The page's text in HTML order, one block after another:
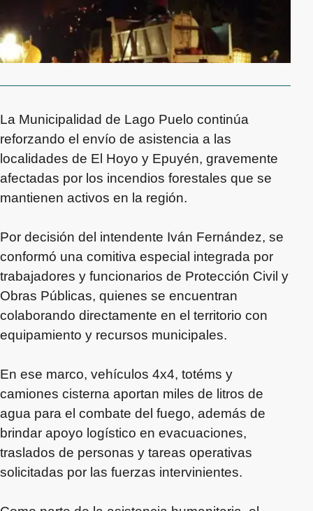
La Municipalidad de Lago Puelo continúa
reforzando el envío de asistencia a las
localidades de El Hoyo y Epuyén, gravemente
afectadas por los incendios forestales que se
mantienen activos en la región.
Por decisión del intendente Iván Fernández, se
conformó una comitiva especial integrada por
trabajadores y funcionarios de Protección Civil y
Obras Públicas, quienes se encuentran
colaborando directamente en el territorio con
equipamiento y recursos municipales.
En ese marco, vehículos 4x4, totéms y
camiones cisterna aportan miles de litros de
agua para el combate del fuego, además de
brindar apoyo logístico en evacuaciones,
traslados de personas y tareas operativas
solicitadas por las fuerzas intervinientes.